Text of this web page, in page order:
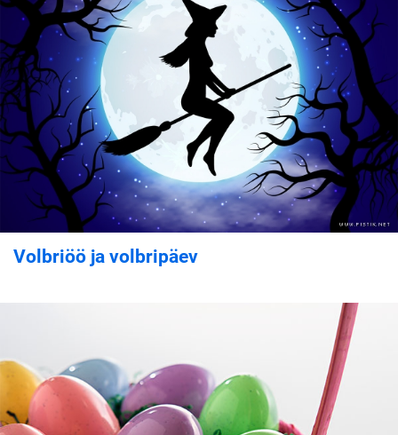
Volbriöö ja volbripäev